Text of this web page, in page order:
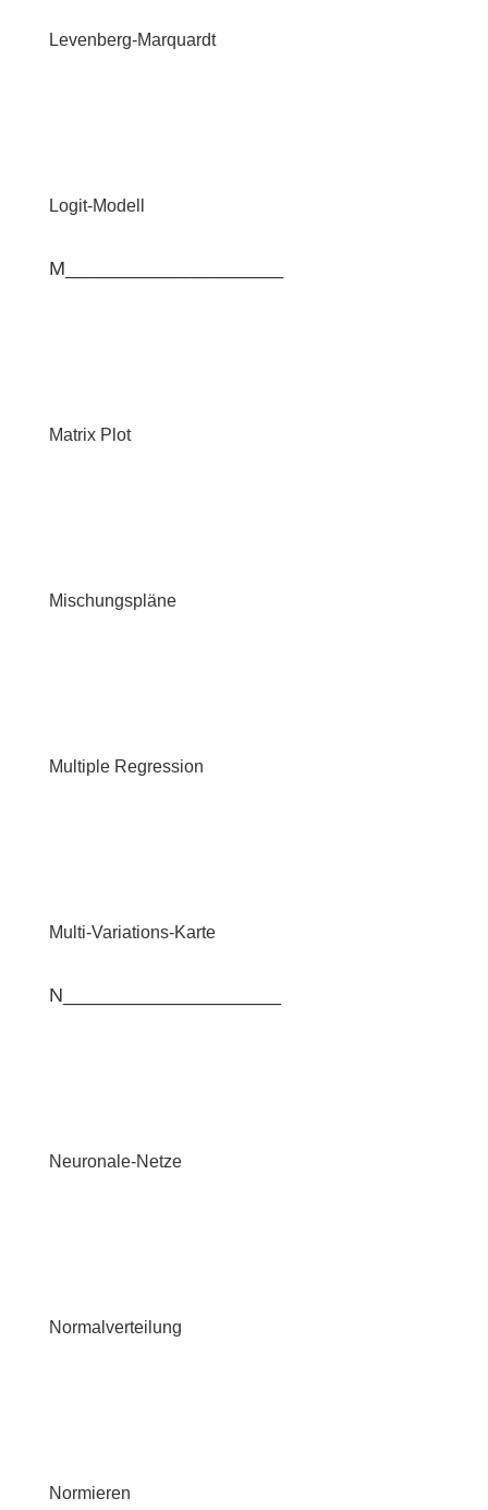
Levenberg-Marquardt
Logit-Modell
M____________________
Matrix Plot
Mischungspläne
Multiple Regression
Multi-Variations-Karte
N____________________
Neuronale-Netze
Normalverteilung
Normieren